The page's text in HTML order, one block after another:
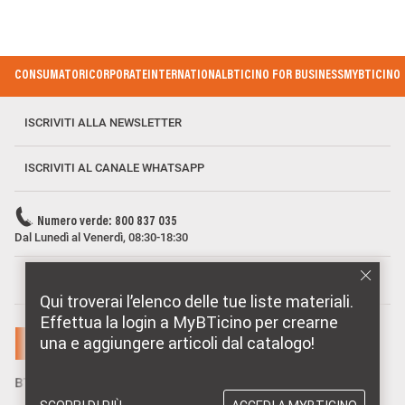
Qui troverai l’elenco delle tue liste materiali.
Effettua la login a MyBTicino per crearne
una e aggiungere articoli dal catalogo!
Footer Menu
CONSUMATORICORPORATEINTERNATIONALBTICINO FOR BUSINESSMYBTICINO
ISCRIVITI ALLA NEWSLETTER
ISCRIVITI AL CANALE WHATSAPP
Numero verde: 800 837 035
Dal Lunedì al Venerdì, 08:30-18:30